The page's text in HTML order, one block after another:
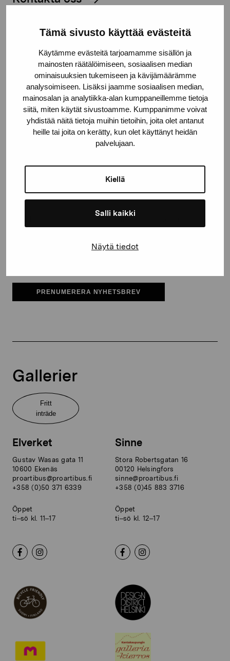
Tämä sivusto käyttää evästeitä
Käytämme evästeitä tarjoamamme sisällön ja
mainosten räätälöimiseen, sosiaalisen median
ominaisuuksien tukemiseen ja kävijämäärämme
analysoimiseen. Lisäksi jaamme sosiaalisen median,
mainosalan ja analytiikka-alan kumppaneillemme tietoja
siitä, miten käytät sivustoamme. Kumppanimme voivat
yhdistää näitä tietoja muihin tietoihin, joita olet antanut
heille tai joita on kerätty, kun olet käyttänyt heidän
palvelujaan.
Kiellä
Salli kaikki
Näytä tiedot
Håll dig uppdaterad om aktuella
utställningar och evenemang
Förnamn
Elverket & Pro Artibus
PRENUMERERA NYHETSBREV
Gallerier
Fritt
inträde
Elverket
Gustav Wasas gata 11
10600 Ekenäs
proartibus@proartibus.fi
+358 (0)50 371 6339
Öppet
ti–sö kl. 11–17
Sinne
Stora Robertsgatan 16
00120 Helsingfors
sinne@proartibus.fi
+358 (0)45 883 3716
Öppet
ti–sö kl. 12–17